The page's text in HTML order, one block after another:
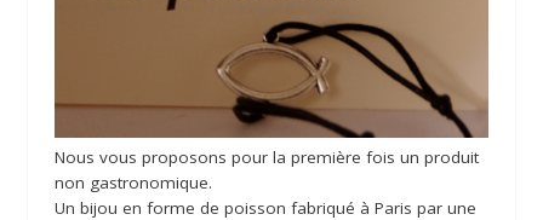
Nous vous proposons pour la première fois un produit
non gastronomique.
Un bijou en forme de poisson fabriqué à Paris par une